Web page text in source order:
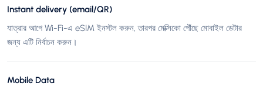
Instant delivery (email/QR)
যাত্রার আগে Wi-Fi-এ eSIM ইনস্টল করুন, তারপর মেক্সিকো পৌঁছে মোবাইল ডেটার
জন্য এটি নির্বাচন করুন।
Mobile Data